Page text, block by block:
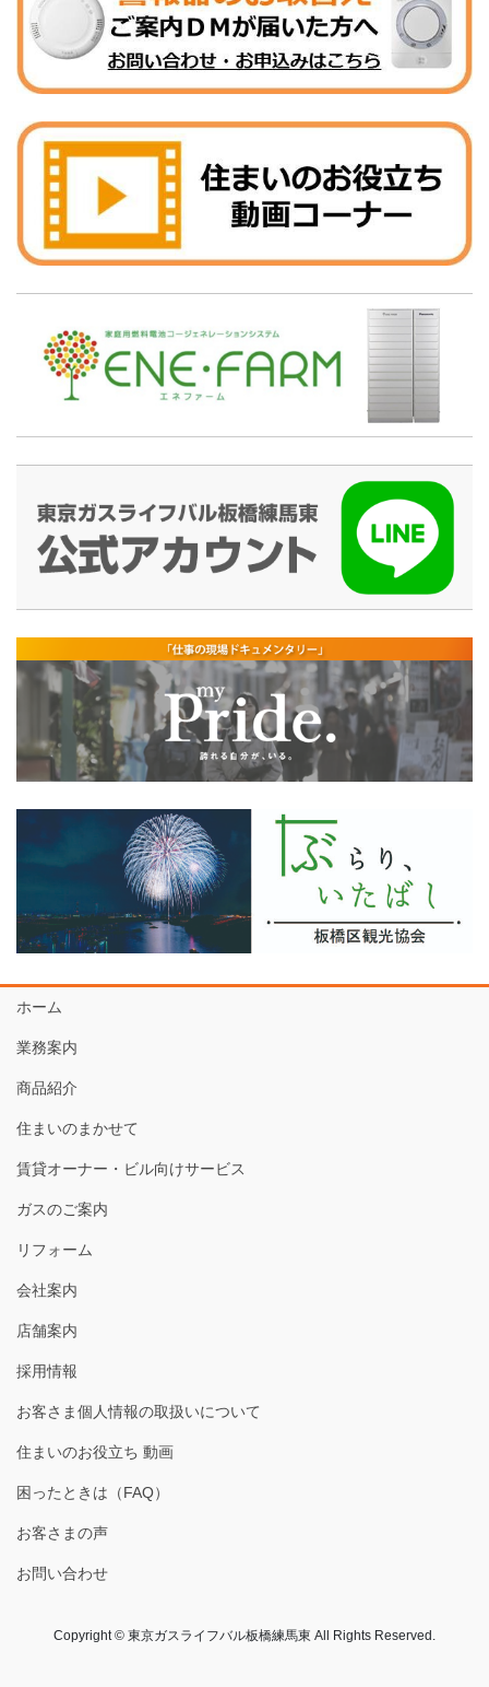
ホーム
業務案内
商品紹介
住まいのまかせて
賃貸オーナー・ビル向けサービス
ガスのご案内
リフォーム
会社案内
店舗案内
採用情報
お客さま個人情報の取扱いについて
住まいのお役立ち 動画
困ったときは（FAQ）
お客さまの声
お問い合わせ
Copyright © 東京ガスライフバル板橋練馬東 All Rights Reserved.